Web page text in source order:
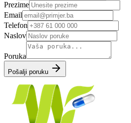
Prezime
Email
Telefon
Naslov
Poruka
Pošalji poruku